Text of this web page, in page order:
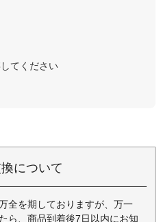
てください
について
全を期しておりますが、万一
ら、商品到着後7日以内にお知